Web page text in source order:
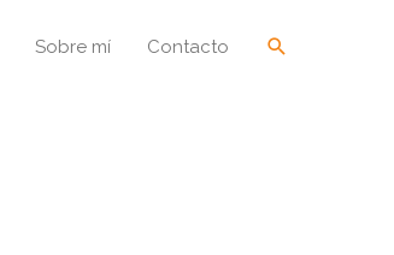
Sobre mí Contacto Buscar